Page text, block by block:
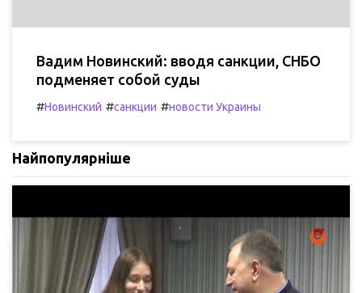
Вадим Новинский: вводя санкции, СНБО
подменяет собой суды
#Новинский #санкции #новости Украины
Найпопулярніше